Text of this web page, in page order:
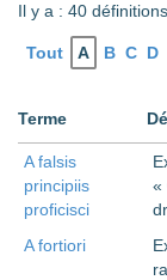
Il y a : 40
Tout A B C D
Terme
A falsis
principiis
proficisci
«
A fortiori